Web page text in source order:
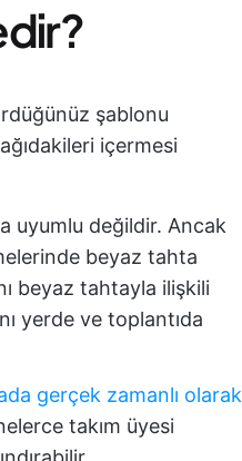
şablonu
içermesi
uyumlu değildir. Ancak
beyaz tahta
beyaz tahtayla ilişkili
yerde ve toplantıda
gerçek zamanlı olarak
takım üyesi